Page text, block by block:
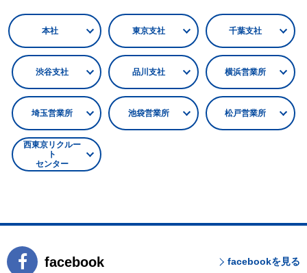
本社 東京支社 千葉支社
渋谷支社 品川支社 横浜営業所
埼玉営業所 池袋営業所 松戸営業所
西東京リクルー
ト
センター
facebook facebookを見る